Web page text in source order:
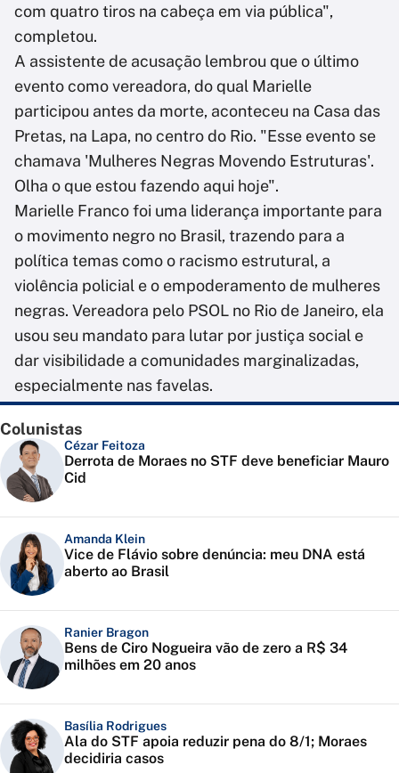
com quatro tiros na cabeça em via pública",
completou.
A assistente de acusação lembrou que o último
evento como vereadora, do qual Marielle
participou antes da morte, aconteceu na Casa das
Pretas, na Lapa, no centro do Rio. "Esse evento se
chamava 'Mulheres Negras Movendo Estruturas'.
Olha o que estou fazendo aqui hoje".
Marielle Franco foi uma liderança importante para
o movimento negro no Brasil, trazendo para a
política temas como o racismo estrutural, a
violência policial e o empoderamento de mulheres
negras. Vereadora pelo PSOL no Rio de Janeiro, ela
usou seu mandato para lutar por justiça social e
dar visibilidade a comunidades marginalizadas,
especialmente nas favelas.
Colunistas
Cézar Feitoza
Derrota de Moraes no STF deve beneficiar Mauro
Cid
Amanda Klein
Vice de Flávio sobre denúncia: meu DNA está
aberto ao Brasil
Ranier Bragon
Bens de Ciro Nogueira vão de zero a R$ 34
milhões em 20 anos
Basília Rodrigues
Ala do STF apoia reduzir pena do 8/1; Moraes
decidiria casos